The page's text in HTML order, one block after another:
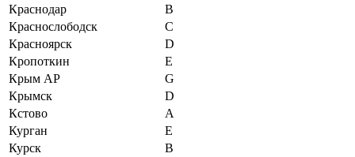
Краснодар
B
Краснослободск
C
Красноярск
D
Кропоткин
E
Крым АР
G
Крымск
D
Кстово
A
Курган
E
Курск
B